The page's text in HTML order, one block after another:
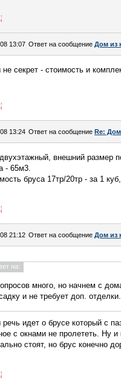
13:07 Ответ на сообщение Дом из
не секрет - стоимость и
13:24 Ответ на сообщение Re: Дом
внешний размер
- 65м3.
бруса 17тр/20тр - за 1
21:12 Ответ на сообщение Дом из
на:
много, но начнем с
и не требует доп. отделки.
речь идет о брусе который с
с окнами не пролететь. Ну
стоят, но брус конечно